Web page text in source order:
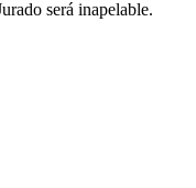
será inapelable.